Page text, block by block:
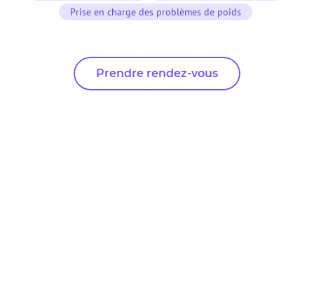
Prise en charge des problèmes de poids
Prendre rendez-vous